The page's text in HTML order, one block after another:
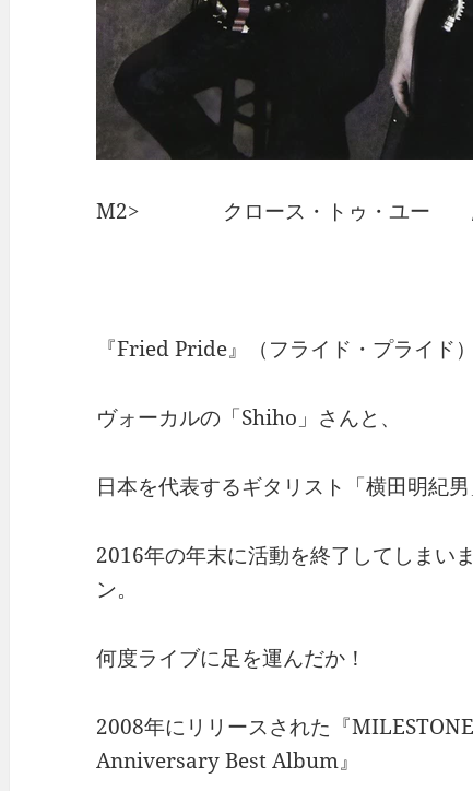
M2> クロース・トゥ・ユー
『Fried Pride』（フライド・プライド）
ヴォーカルの「Shiho」さんと、
日本を代表するギタリスト「横田明紀
2016年の年末に活動を終了してしまい
ン。
何度ライブに足を運んだか！
2008年にリリースされた『
Anniversary Best Album』